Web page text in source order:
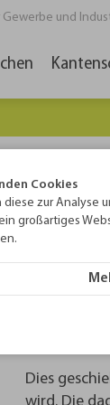
und
Es
Es gibt
benötigt.
Dies
Cookies
diese zur Analyse
großartiges